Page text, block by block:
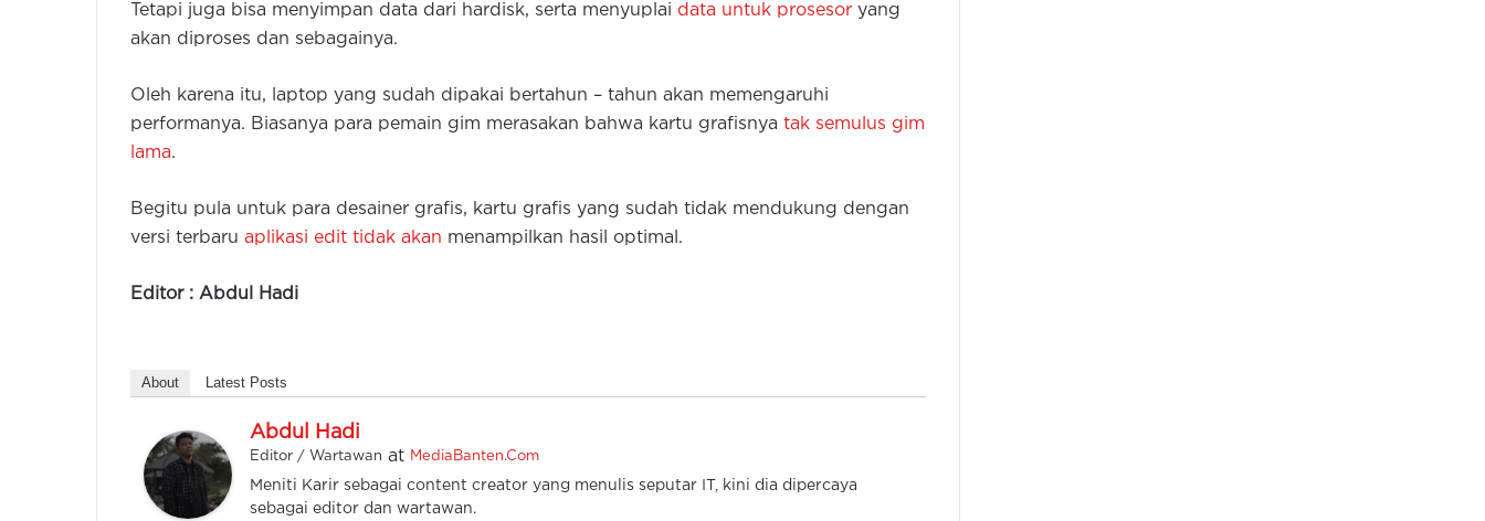
Tetapi juga bisa menyimpan data dari hardisk, serta menyuplai data untuk prosesor yang
akan diproses dan sebagainya.
Oleh karena itu, laptop yang sudah dipakai bertahun – tahun akan memengaruhi
performanya. Biasanya para pemain gim merasakan bahwa kartu grafisnya tak semulus gim
lama.
Begitu pula untuk para desainer grafis, kartu grafis yang sudah tidak mendukung dengan
versi terbaru aplikasi edit tidak akan menampilkan hasil optimal.
Editor : Abdul Hadi
About Latest Posts
Abdul Hadi
Editor / Wartawan at MediaBanten.Com
Meniti Karir sebagai content creator yang menulis seputar IT, kini dia dipercaya
sebagai editor dan wartawan.